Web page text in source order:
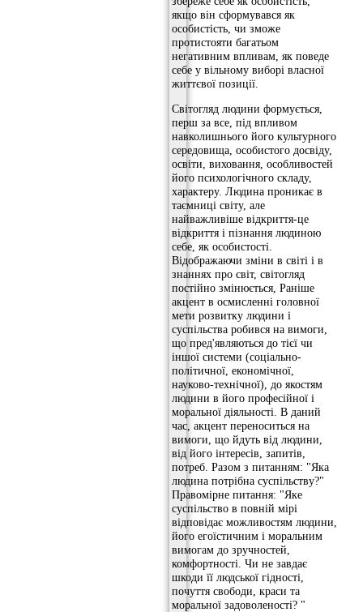
якщо він сформувався як
особистість, чи зможе
протистояти багатьом
негативним впливам, як поведе
себе у вільному виборі власної
життєвої позиції.
Світогляд людини формується,
перш за все, під впливом
навколишнього його культурного
середовища, особистого досвіду,
освіти, виховання, особливостей
його психологічного складу,
характеру. Людина проникає в
таємниці світу, але
найважливіше відкриття-це
відкриття і пізнання людиною
себе, як особистості.
Відображаючи зміни в світі і в
знаннях про світ, світогляд
постійно змінюється, Раніше
акцент в осмисленні головної
мети розвитку людини і
суспільства робився на вимоги,
що пред'являються до тієї чи
іншої системи (соціально-
політичної, економічної,
науково-технічної), до якостям
людини в його професійної і
моральної діяльності. В даний
час, акцент переноситься на
вимоги, що йдуть від людини,
від його інтересів, запитів,
потреб. Разом з питанням: "Яка
людина потрібна суспільству?"
Правомірне питання: "Яке
суспільство в повній мірі
відповідає можливостям людини,
його егоїстичним і моральним
вимогам до зручностей,
комфортності. Чи не завдає
шкоди її людської гідності,
почуття свободи, краси та
моральної задоволеності? "